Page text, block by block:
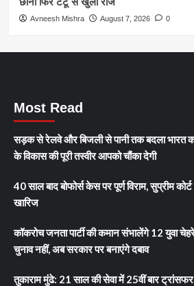
Avneesh Mishra August 7, 2026 0
Most Read
सड़क से रेलवे और बिजली से पानी तक बदला भारत
के विकास की पूरी तस्वीर आपको चौंका देगी
40 साल बाद बोफोर्स केस पर पूर्ण विराम, सुप्रीम
खारिज
कॉकरोच जनता पार्टी की कमान संभालेंगे 12 युवा
चुनाव नहीं, अब सरकार पर बनाएंगे दबाव
तुकाराम मुंढे: 21 साल की सेवा में 25वीं बार